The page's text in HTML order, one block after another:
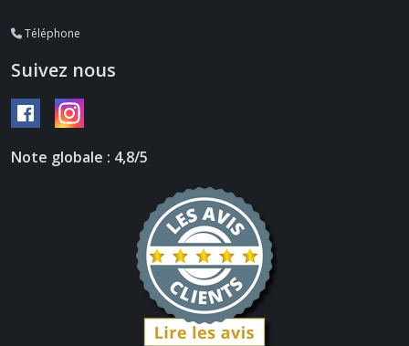
Téléphone
Suivez nous
Note globale : 4,8/5